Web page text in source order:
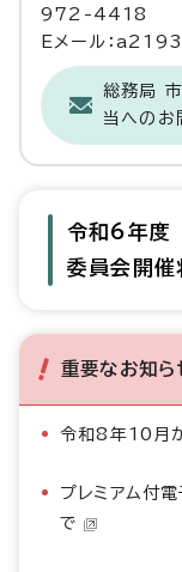
972-4418
Eメール：
総務局
当へのお
令和6年度
委員会開催
重要なお知ら
令和8年10月
プレミアム付
で